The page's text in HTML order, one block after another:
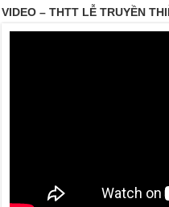
VIDEO – THTT LỄ TRUYỀN